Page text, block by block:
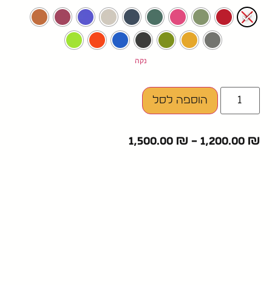
נקה
הוספה לסל
1,200.00 ₪
–
1,500.00 ₪